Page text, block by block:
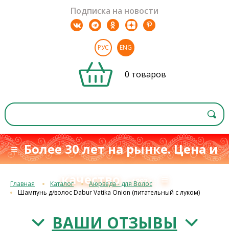
Подписка на новости
РУС ENG
0 товаров
≡ Более 30 лет на рынке. Цена и
качествос 1993 г. ≡
Главная Каталог
Аюрведа - для Волос
Шампунь д/волос Dabur Vatika Onion (питательный с луком)
ВАШИ ОТЗЫВЫ